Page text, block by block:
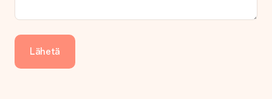
Saapunut lahja
Entä jos lahja ei ole täysin mieleeni?
Olemme syvästi pahoillamme, että lahjasi ei ole sinun mielesi
Lähetä